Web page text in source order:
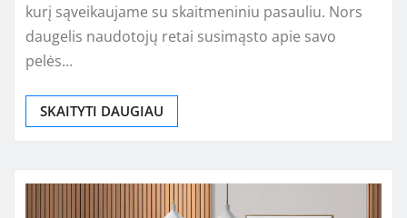
kurį sąveikaujame su skaitmeniniu pasauliu. Nors
daugelis naudotojų retai susimąsto apie savo
pelės…
SKAITYTI DAUGIAU